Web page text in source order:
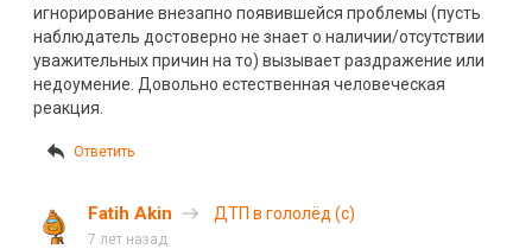
игнорирование внезапно появившейся проблемы (пусть
наблюдатель достоверно не знает о наличии/отсутствии
уважительных причин на то) вызывает раздражение или
недоумение. Довольно естественная человеческая
реакция.
Ответить
Fatih Akin ДТП в гололёд (с)
7 лет назад